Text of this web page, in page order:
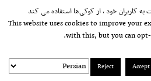
خط مشی استفاده مجاز از وب‌سایت
به کاربران خود ، از کوکی‌ها استفاده می کند
This website uses cookies to improve your
with this, but you can
Reject